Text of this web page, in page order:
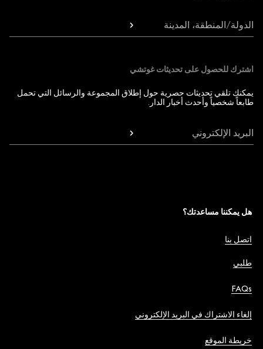
الدولة/المنطقة، المدينة
اشترك للحصول على تحديثات غوتشي
يمكنك تلقي تحديثات حصرية حول إطلاق المجموعة والرسائل التي تحمل
طابعاً شخصياً وأحدث أخبار الدار.
البريد الإلكتروني
هل يمكننا مساعدتك؟
اتصل بنا
طلبي
FAQs
إلغاء الاشتراك في البريد الإلكتروني
خريطة الموقع